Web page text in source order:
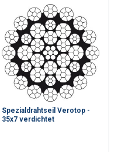
Spezialdrahtseil Verotop -
35x7 verdichtet